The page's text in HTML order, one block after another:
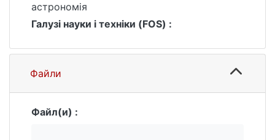
астрономія
Галузі науки і техніки (FOS) :
Файли
Файл(и) :